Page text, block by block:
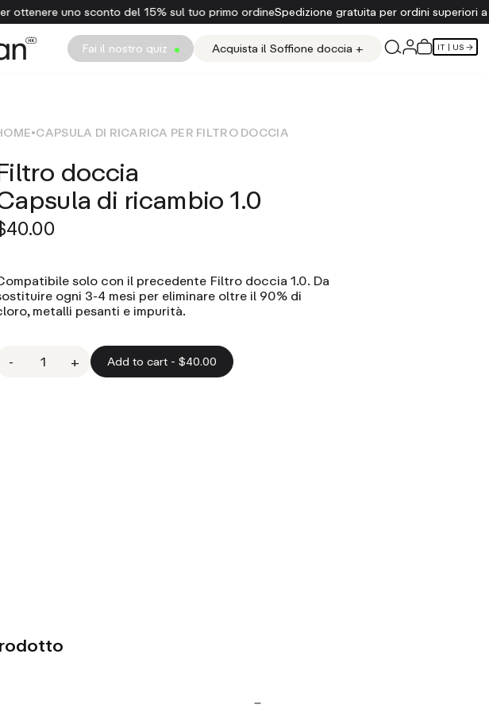
uno sconto del 15% sul tuo primo ordineSpedizione gratuita per ordini superiori a
Fai il nostro quiz Acquista il Soffione doccia + IT | US →
CAPSULA DI RICARICA PER FILTRO DOCCIA
doccia
di ricambio 1.0
solo con il precedente Filtro doccia 1.0. Da
ogni 3-4 mesi per eliminare oltre il 90% di
metalli pesanti e impurità.
- 1 +